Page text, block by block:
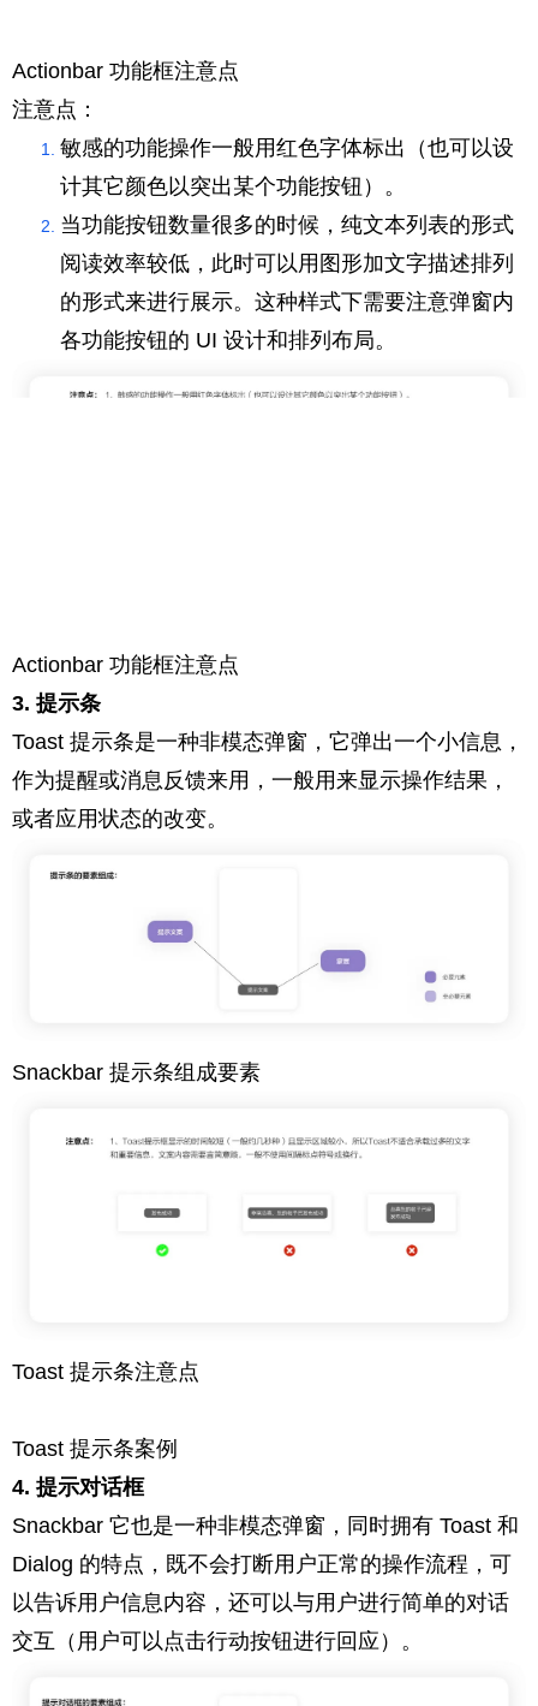
Actionbar 功能框注意点
注意点：
敏感的功能操作一般用红色字体标出（也可以设
计其它颜色以突出某个功能按钮）。
当功能按钮数量很多的时候，纯文本列表的形式
阅读效率较低，此时可以用图形加文字描述排列
的形式来进行展示。这种样式下需要注意弹窗内
各功能按钮的 UI 设计和排列布局。
Actionbar 功能框注意点
3. 提示条
Toast 提示条是一种非模态弹窗，它弹出一个小信息，
作为提醒或消息反馈来用，一般用来显示操作结果，
或者应用状态的改变。
Snackbar 提示条组成要素
Toast 提示条注意点
Toast 提示条案例
4. 提示对话框
Snackbar 它也是一种非模态弹窗，同时拥有 Toast 和
Dialog 的特点，既不会打断用户正常的操作流程，可
以告诉用户信息内容，还可以与用户进行简单的对话
交互（用户可以点击行动按钮进行回应）。